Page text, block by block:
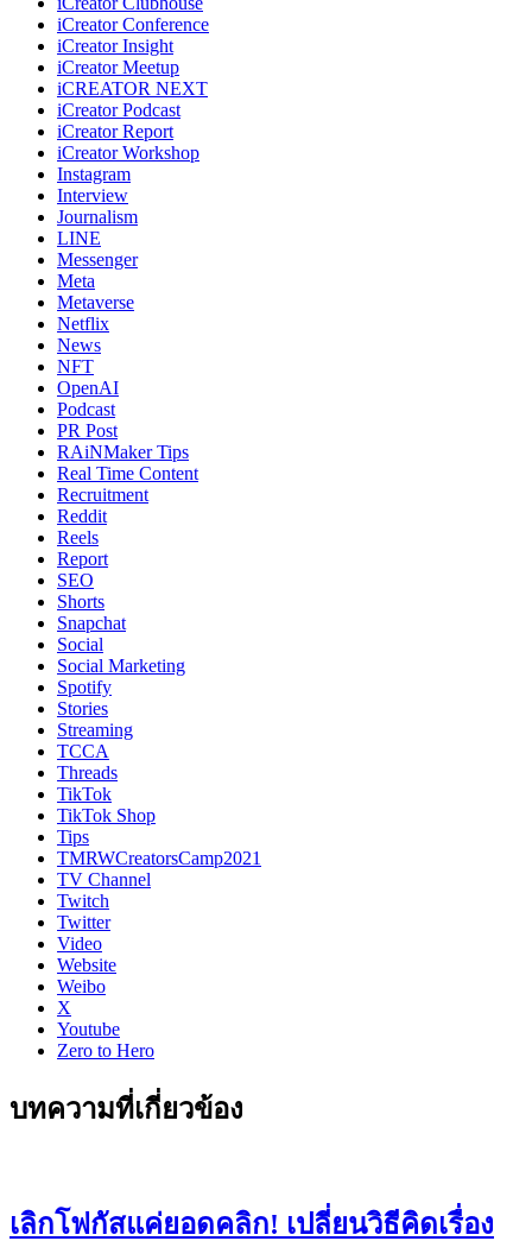
iCreator Conference
iCreator Insight
iCreator Meetup
iCREATOR NEXT
iCreator Podcast
iCreator Report
iCreator Workshop
Instagram
Interview
Journalism
LINE
Messenger
Meta
Metaverse
Netflix
News
NFT
OpenAI
Podcast
PR Post
RAiNMaker Tips
Real Time Content
Recruitment
Reddit
Reels
Report
SEO
Shorts
Snapchat
Social
Social Marketing
Spotify
Stories
Streaming
TCCA
Threads
TikTok
TikTok Shop
Tips
TMRWCreatorsCamp2021
TV Channel
Twitch
Twitter
Video
Website
Weibo
X
Youtube
Zero to Hero
บทความที่เกี่ยวข้อง
เลิกโฟกัสแค่ยอดคลิก! เปลี่ยนวิธีคิดเรื่อง